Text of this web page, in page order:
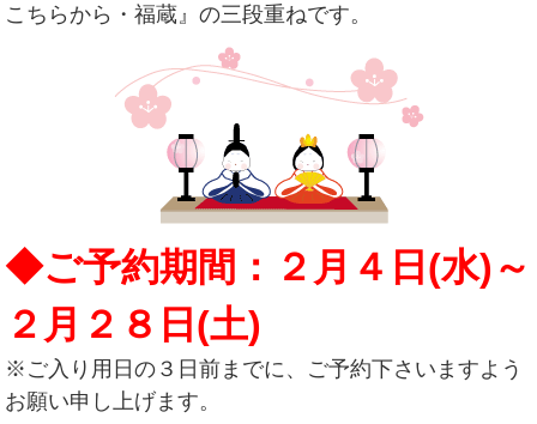
こちらから・福蔵』の三段重ねです。
◆ご予約期間：２月４日(水)～
２月２８日(土)
※ご入り用日の３日前までに、ご予約下さいますよう
お願い申し上げます。